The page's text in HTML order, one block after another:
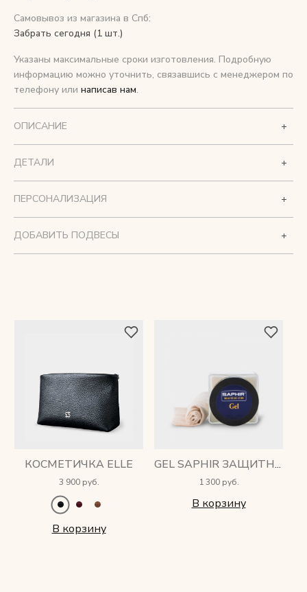
Контакты
Мы в соцсетях:
+ 7 (812) 748-24-46 ENG
Самовывоз из магазина в Спб:
Забрать сегодня (1 шт.)
Указаны максимальные сроки изготовления. Подробную
информацию можно уточнить, связавшись с менеджером по
телефону или написав нам.
ОПИСАНИЕ
ДЕТАЛИ
ПЕРСОНАЛИЗАЦИЯ
ДОБАВИТЬ ПОДВЕСЫ
КОСМЕТИЧКА ELLE
3 900 руб.
В корзину
GEL SAPHIR ЗАЩИТНЫЙ КРЕМ
1 300 руб.
В корзину